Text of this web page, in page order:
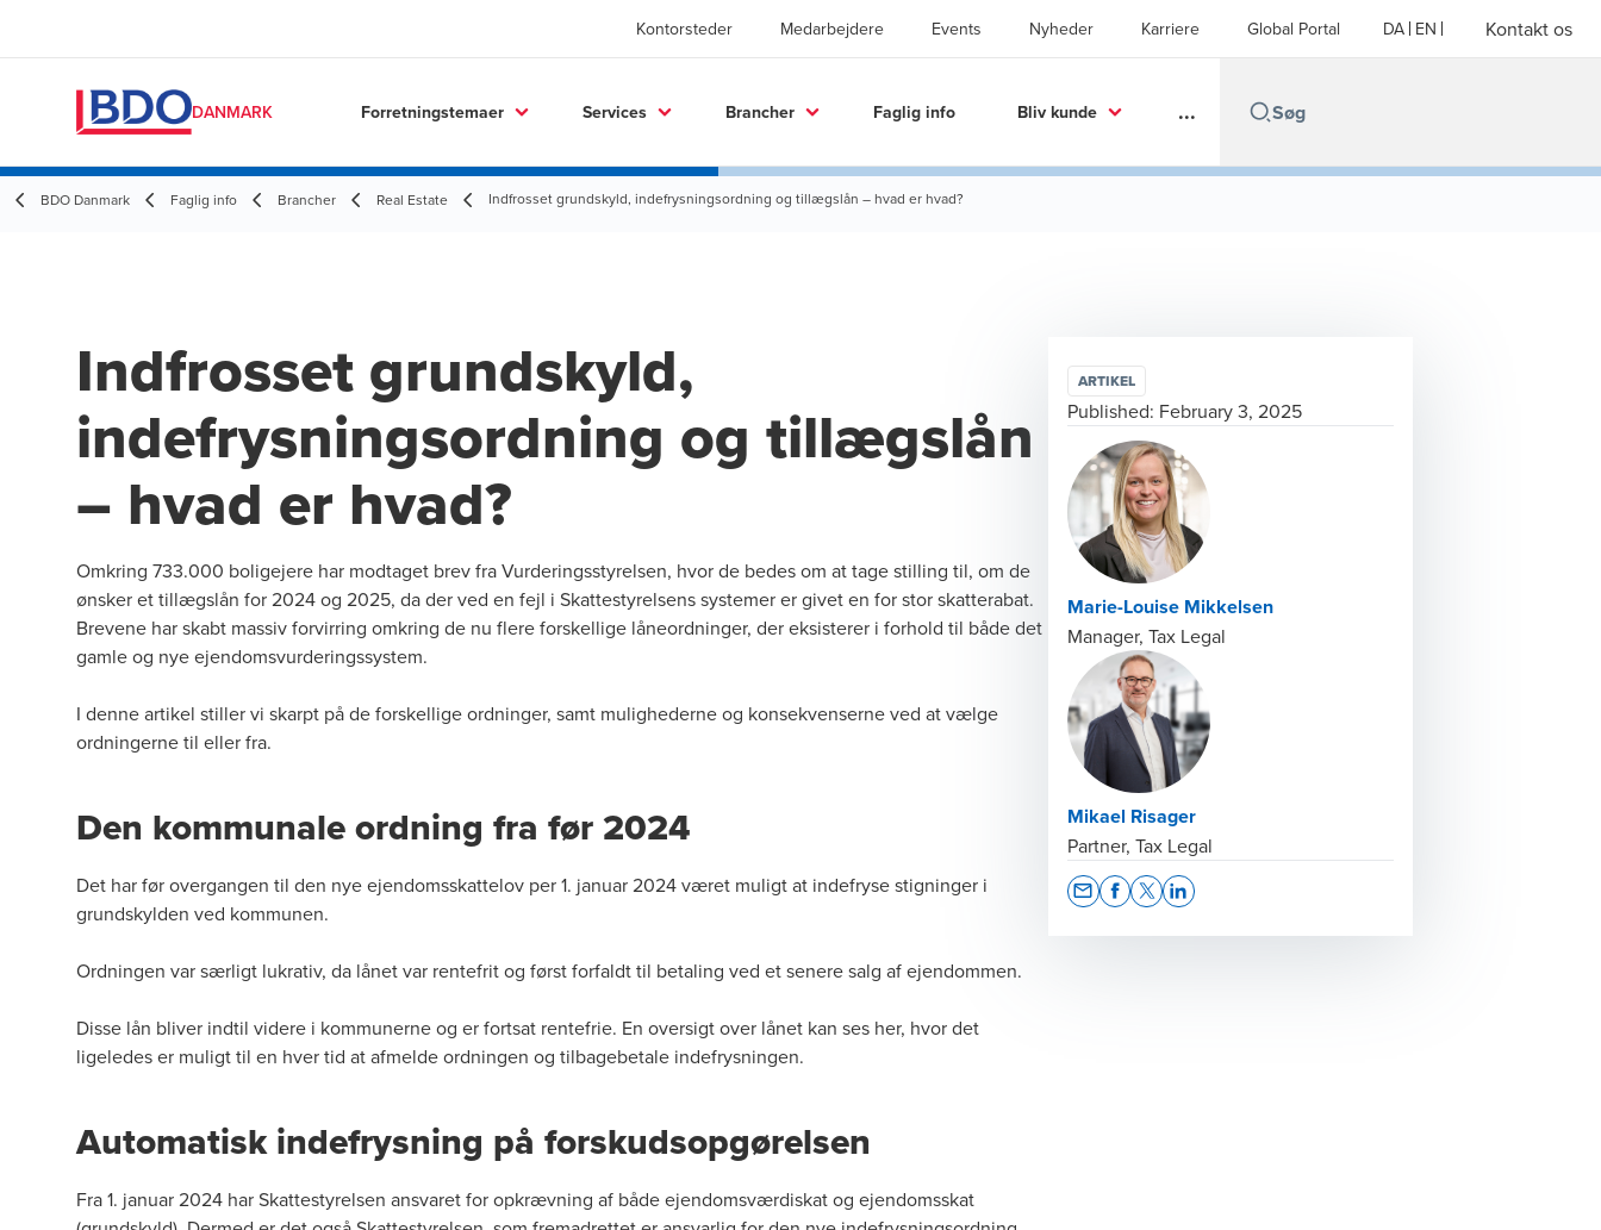
Kontorsteder Medarbejdere Events Nyheder Karriere Global Portal DA EN Kontakt os
DANMARK Forretningstemaer Services Brancher Faglig info Bliv kunde ...
BDO Danmark Faglig info Brancher Real Estate Indfrosset grundskyld, indefrysningsordning og tillægslån – hvad er hvad?
Indfrosset grundskyld,
indefrysningsordning og tillægslån
– hvad er hvad?
Omkring 733.000 boligejere har modtaget brev fra Vurderingsstyrelsen, hvor de bedes om at tage stilling til, om de
ønsker et tillægslån for 2024 og 2025, da der ved en fejl i Skattestyrelsens systemer er givet en for stor skatterabat.
Brevene har skabt massiv forvirring omkring de nu flere forskellige låneordninger, der eksisterer i forhold til både det
gamle og nye ejendomsvurderingssystem.
I denne artikel stiller vi skarpt på de forskellige ordninger, samt mulighederne og konsekvenserne ved at vælge
ordningerne til eller fra.
Den kommunale ordning fra før 2024
Det har før overgangen til den nye ejendomsskattelov per 1. januar 2024 været muligt at indefryse stigninger i
grundskylden ved kommunen.
Ordningen var særligt lukrativ, da lånet var rentefrit og først forfaldt til betaling ved et senere salg af ejendommen.
Disse lån bliver indtil videre i kommunerne og er fortsat rentefrie. En oversigt over lånet kan ses her, hvor det
ligeledes er muligt til en hver tid at afmelde ordningen og tilbagebetale indefrysningen.
Automatisk indefrysning på forskudsopgørelsen
Fra 1. januar 2024 har Skattestyrelsen ansvaret for opkrævning af både ejendomsværdiskat og ejendomsskat
ARTIKEL
Published: February 3, 2025
Marie-Louise Mikkelsen
Manager, Tax Legal
Mikael Risager
Partner, Tax Legal